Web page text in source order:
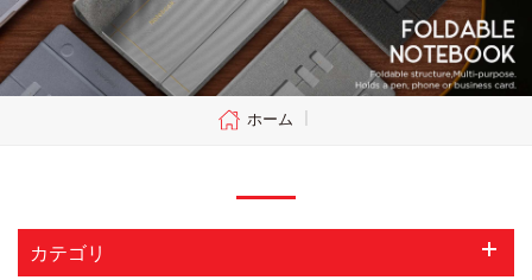
ホーム |
カテゴリ